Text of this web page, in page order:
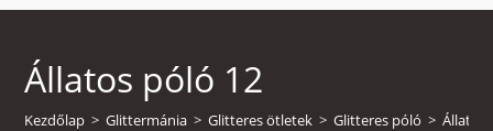
Állatos póló 12
Kezdőlap > Glittermánia > Glitteres ötletek > Glitteres póló > Állatos